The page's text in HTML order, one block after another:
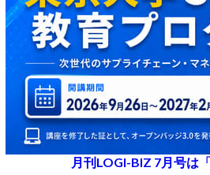
月刊LOGI-BIZ 7月号は